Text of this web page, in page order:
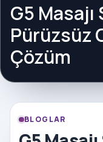
G5
Pürüzsüz
Çözüm
BLOGLAR